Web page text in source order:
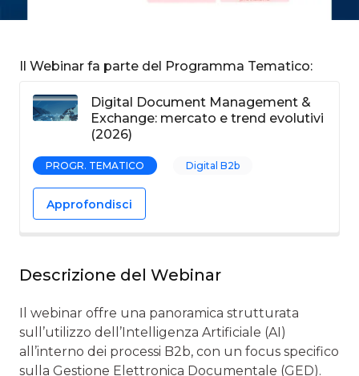
Il Webinar fa parte del Programma Tematico:
Digital Document Management &
Exchange: mercato e trend evolutivi
(2026)
PROGR. TEMATICO Digital B2b
Approfondisci
Descrizione del Webinar
Il webinar offre una panoramica strutturata
sull’utilizzo dell’Intelligenza Artificiale (AI)
all’interno dei processi B2b, con un focus specifico
sulla Gestione Elettronica Documentale (GED).